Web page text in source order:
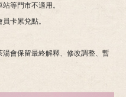
等門市不適用。
卡累兌點。
會保留最終解釋、修改調整、暫